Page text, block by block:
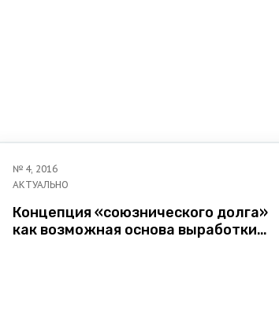
№ 4, 2016
АКТУАЛЬНО
Концепция «союзнического долга»
как возможная основа выработки